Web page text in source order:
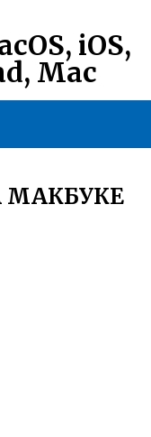
iOS,
Mac
МАКБУКЕ